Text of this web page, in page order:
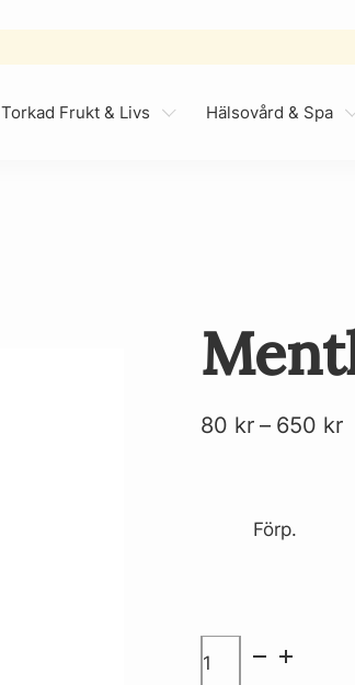
Torkad Frukt & Livs Hälsovård & Spa
80 kr – 650 kr
Förp.